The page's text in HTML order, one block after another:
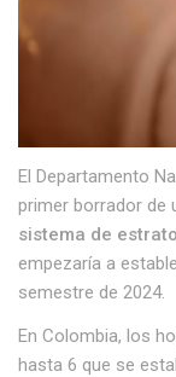
El Departamento
primer borrador de
sistema de
empezaría a
semestre de 2024.
En Colombia, los
hasta 6 que se